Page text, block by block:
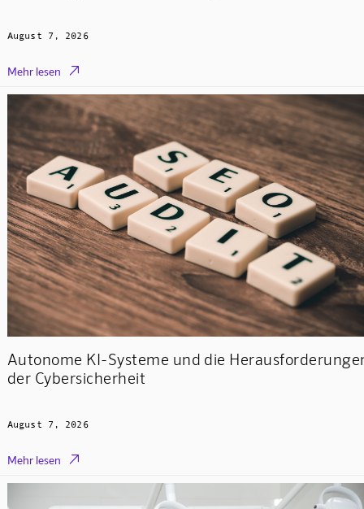
August 7, 2026
Mehr lesen 
Autonome KI-Systeme und die
der Cybersicherheit
August 7, 2026
Mehr lesen 